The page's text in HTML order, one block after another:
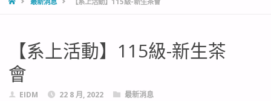
【系上活動】115級-新生茶
會
EIDM 22 8 月, 2022 最新消息